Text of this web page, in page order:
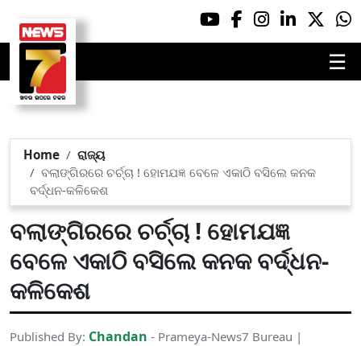
☰
Home
ରାଜ୍ୟ
ବଲାଙ୍ଗିରରେ ଚର୍ଚ୍ଚା ! ହୋମଯଜ୍ଞ ବେଳେ ଏକାଠି ବସିଲେ କନକ
ବର୍ଦ୍ଧନ-କଳିକେଶ
ବଲାଙ୍ଗିରରେ ଚର୍ଚ୍ଚା ! ହୋମଯଜ୍ଞ
ବେଳେ ଏକାଠି ବସିଲେ କନକ ବର୍ଦ୍ଧନ-
କଳିକେଶ
Published By: Chandan - Prameya-News7 Bureau |